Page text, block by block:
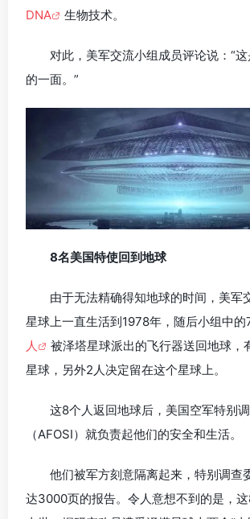
DNA
生物技术。
对此，美军交流小组成员评论说：“
的一面。”
8名美国特使回到地球
由于无法精确得知地球的时间，美军
星球上一直生活到1978年，随后小组中的
人
被泽塔星球派出的飞行器送回地球，
星球，另外2人决定留在这个星球上。
这8个人返回地球后，美国空军特别
（AFOSI）就负责起他们的安全和生活。
他们被军方刻意隔离起来，特别调查
达3000页的报告。令人意想不到的是，